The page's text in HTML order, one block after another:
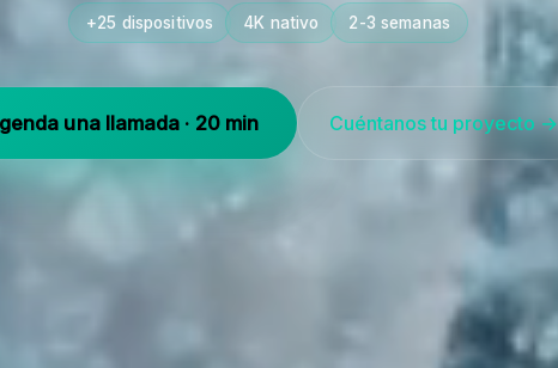
+25 dispositivos · 4K nativo · 2-3 semanas
una llamada · 20 min Cuéntanos tu proyecto →